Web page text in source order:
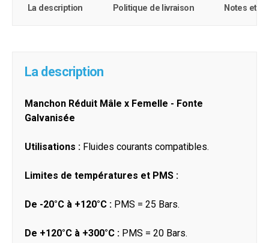
La description Politique de livraison Notes et
La description
Manchon Réduit Mâle x Femelle - Fonte
Galvanisée
Utilisations : Fluides courants compatibles.
Limites de températures et PMS :
De -20°C à +120°C : PMS = 25 Bars.
De +120°C à +300°C : PMS = 20 Bars.